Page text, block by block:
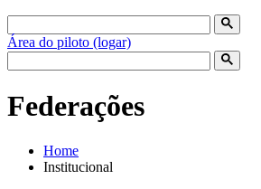
Área do piloto (logar)
Federações
Home
Institucional